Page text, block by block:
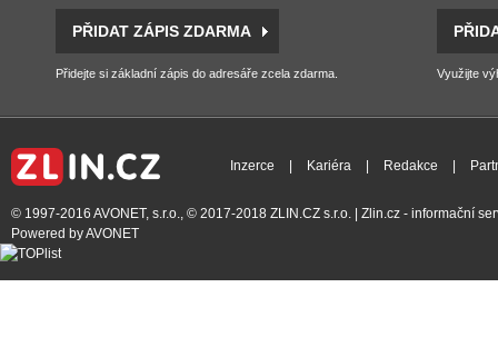
PŘIDAT ZÁPIS ZDARMA
Přidejte si základní zápis do adresáře zcela zdarma. Využijte
Inzerce Kariéra Redakce
© 1997-2016 AVONET, s.r.o., © 2017-2018 ZLIN.CZ s.r.o. | Zlin.cz - informační
Powered byAVONET